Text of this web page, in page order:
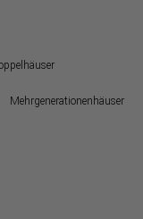
Mehrgenerationenhäuser